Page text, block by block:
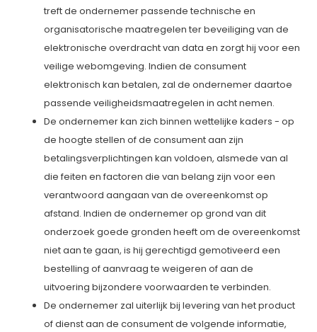
treft de ondernemer passende technische en
organisatorische maatregelen ter beveiliging van de
elektronische overdracht van data en zorgt hij voor een
veilige webomgeving. Indien de consument
elektronisch kan betalen, zal de ondernemer daartoe
passende veiligheidsmaatregelen in acht nemen.
De ondernemer kan zich binnen wettelijke kaders - op
de hoogte stellen of de consument aan zijn
betalingsverplichtingen kan voldoen, alsmede van al
die feiten en factoren die van belang zijn voor een
verantwoord aangaan van de overeenkomst op
afstand. Indien de ondernemer op grond van dit
onderzoek goede gronden heeft om de overeenkomst
niet aan te gaan, is hij gerechtigd gemotiveerd een
bestelling of aanvraag te weigeren of aan de
uitvoering bijzondere voorwaarden te verbinden.
De ondernemer zal uiterlijk bij levering van het product
of dienst aan de consument de volgende informatie,